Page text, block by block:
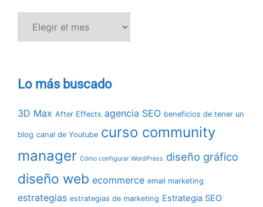
Lo más buscado
3D Max After Effects agencia SEO beneficios de tener un
blog canal de Youtube curso community
manager Cómo configurar WordPress diseño gráfico
diseño web ecommerce email marketing
estrategias estrategias de marketing Estrategia SEO